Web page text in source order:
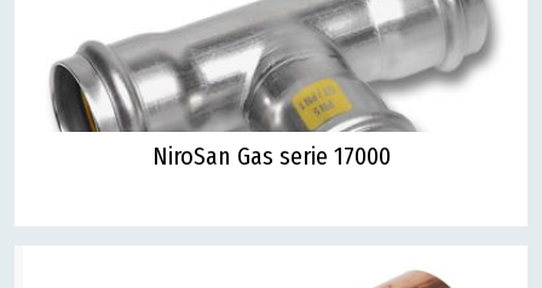
NiroSan Gas serie 17000